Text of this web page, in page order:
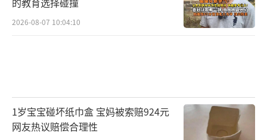
2026-08-07 10:04:10
1岁宝宝碰坏纸巾盒 宝妈被索赔924元
网友热议赔偿合理性